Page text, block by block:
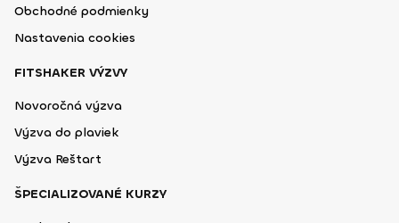
Obchodné podmienky
Nastavenia cookies
FITSHAKER VÝZVY
Novoročná výzva
Výzva do plaviek
Výzva Reštart
ŠPECIALIZOVANÉ KURZY